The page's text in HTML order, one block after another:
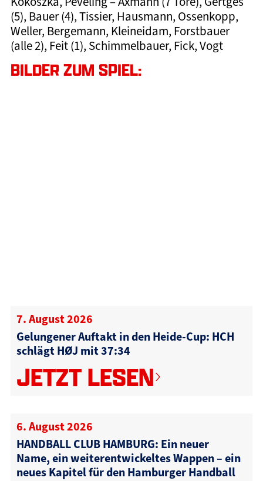
(5), Bauer (4), Tissier, Hausmann, Ossenkopp,
Weller, Bergemann, Kleineidam, Forstbauer
(alle 2), Feit (1), Schimmelbauer, Fick, Vogt
BILDER ZUM SPIEL:
7. August 2026
Gelungener Auftakt in den Heide-Cup: HCH
schlägt HØJ mit 37:34
JETZT LESEN
6. August 2026
HANDBALL CLUB HAMBURG: Ein neuer
Name, ein weiterentwickeltes Wappen – ein
neues Kapitel für den Hamburger Handball